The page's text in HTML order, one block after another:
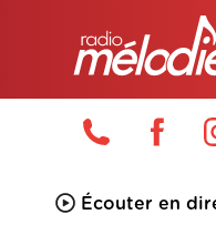
Écouter en